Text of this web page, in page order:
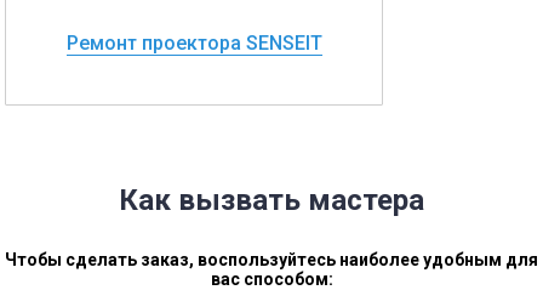
Ремонт проектора SENSEIT
Как вызвать мастера
Чтобы сделать заказ, воспользуйтесь наиболее удобным для
вас способом: